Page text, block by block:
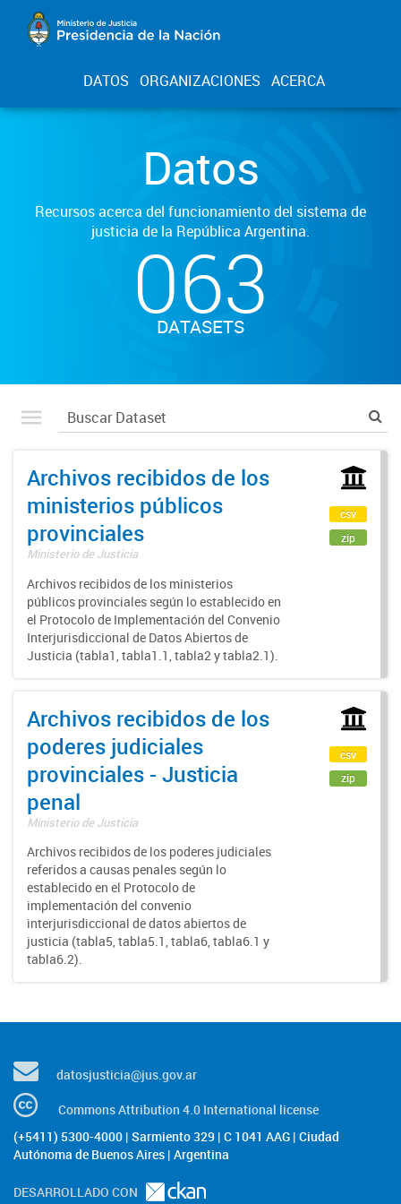
DATOS ORGANIZACIONES ACERCA
Datos
Recursos acerca del funcionamiento del sistema de
justicia de la República Argentina.
063
DATASETS
Archivos recibidos de los
ministerios públicos
provinciales
Ministerio de Justicia
Archivos recibidos de los ministerios
públicos provinciales según lo establecido en
el Protocolo de Implementación del Convenio
Interjurisdiccional de Datos Abiertos de
Justicia (tabla1, tabla1.1, tabla2 y tabla2.1).
csv
zip
Archivos recibidos de los
poderes judiciales
provinciales - Justicia
penal
Ministerio de Justicia
Archivos recibidos de los poderes judiciales
referidos a causas penales según lo
establecido en el Protocolo de
implementación del convenio
interjurisdiccional de datos abiertos de
justicia (tabla5, tabla5.1, tabla6, tabla6.1 y
tabla6.2).
csv
zip
datosjusticia@jus.gov.ar
Commons Attribution 4.0 International license
(+5411) 5300-4000 | Sarmiento 329 | C 1041 AAG | Ciudad
Autónoma de Buenos Aires | Argentina
DESARROLLADO CON